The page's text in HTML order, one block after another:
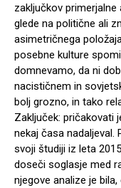
zaključkov primerjalne
glede na politične ali
asimetričnega
posebne kulture
domnevamo, da ni
nacističnem in
bolj grozno, in tako
Zaključek: pričakovati
nekaj časa nadaljeval.
svoji študiji iz leta
doseči soglasje med
njegove analize je